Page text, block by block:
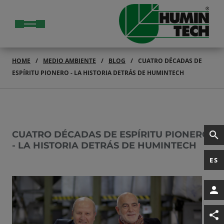
ES
HOME MEDIO AMBIENTE BLOG
CUATRO DÉCADAS DE
ESPÍRITU PIONERO - LA HISTORIA DETRÁS DE HUMINTECH
CUATRO DÉCADAS DE ESPÍRITU PIONERO
- LA HISTORIA DETRÁS DE HUMINTECH